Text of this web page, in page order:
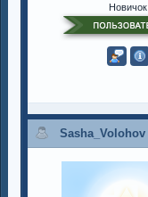
Новичок
Sasha_Volohov